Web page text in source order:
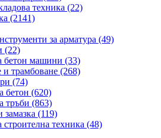
техника (22)
(2141)
за арматура (49)
(22)
бетон машини (33)
и трамбоване (268)
(74)
бетон (620)
тръби (863)
(119)
строителна техника (48)